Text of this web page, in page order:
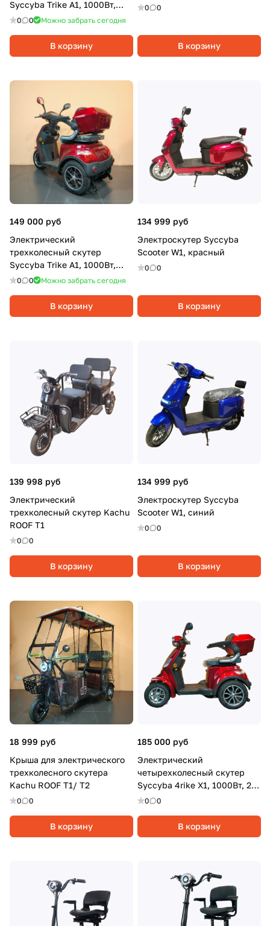
Syccyba Trike A1, 1000Вт,
20Ач, Синий
0 0 Можно забрать сегодня
В корзину
0 0
В корзину
149 000 руб
Электрический
трехколесный скутер
Syccyba Trike A1, 1000Вт,
20Ач, Красный
0 0 Можно забрать сегодня
В корзину
134 999 руб
Электроскутер Syccyba
Scooter W1, красный
0 0
В корзину
139 998 руб
Электрический
трехколесный скутер Kachu
ROOF T1
0 0
В корзину
134 999 руб
Электроскутер Syccyba
Scooter W1, синий
0 0
В корзину
18 999 руб
Крыша для электрического
трехколесного скутера
Kachu ROOF T1/ T2
0 0
В корзину
185 000 руб
Электрический
четырехколесный скутер
Syccyba 4rike X1, 1000Вт, 20
Ач, Красный
0 0
В корзину